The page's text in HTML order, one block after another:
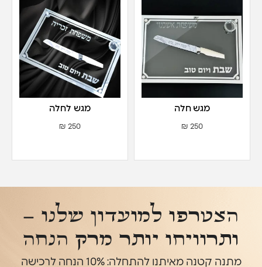
מגש חלה
250
₪
מגש לחלה
250
₪
הצטרפו למועדון שלנו –
ותרוויחו יותר מרק הנחה
מתנה קטנה מאיתנו להתחלה: 10% הנחה לרכישה